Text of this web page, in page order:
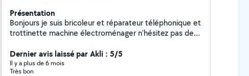
Présentation
Bonjours je suis bricoleur et réparateur téléphonique et
trottinette machine électroménager n'hésitez pas de
Dernier avis laissé par Akli : 5/5
Il y a plus de 6 mois
Très bon